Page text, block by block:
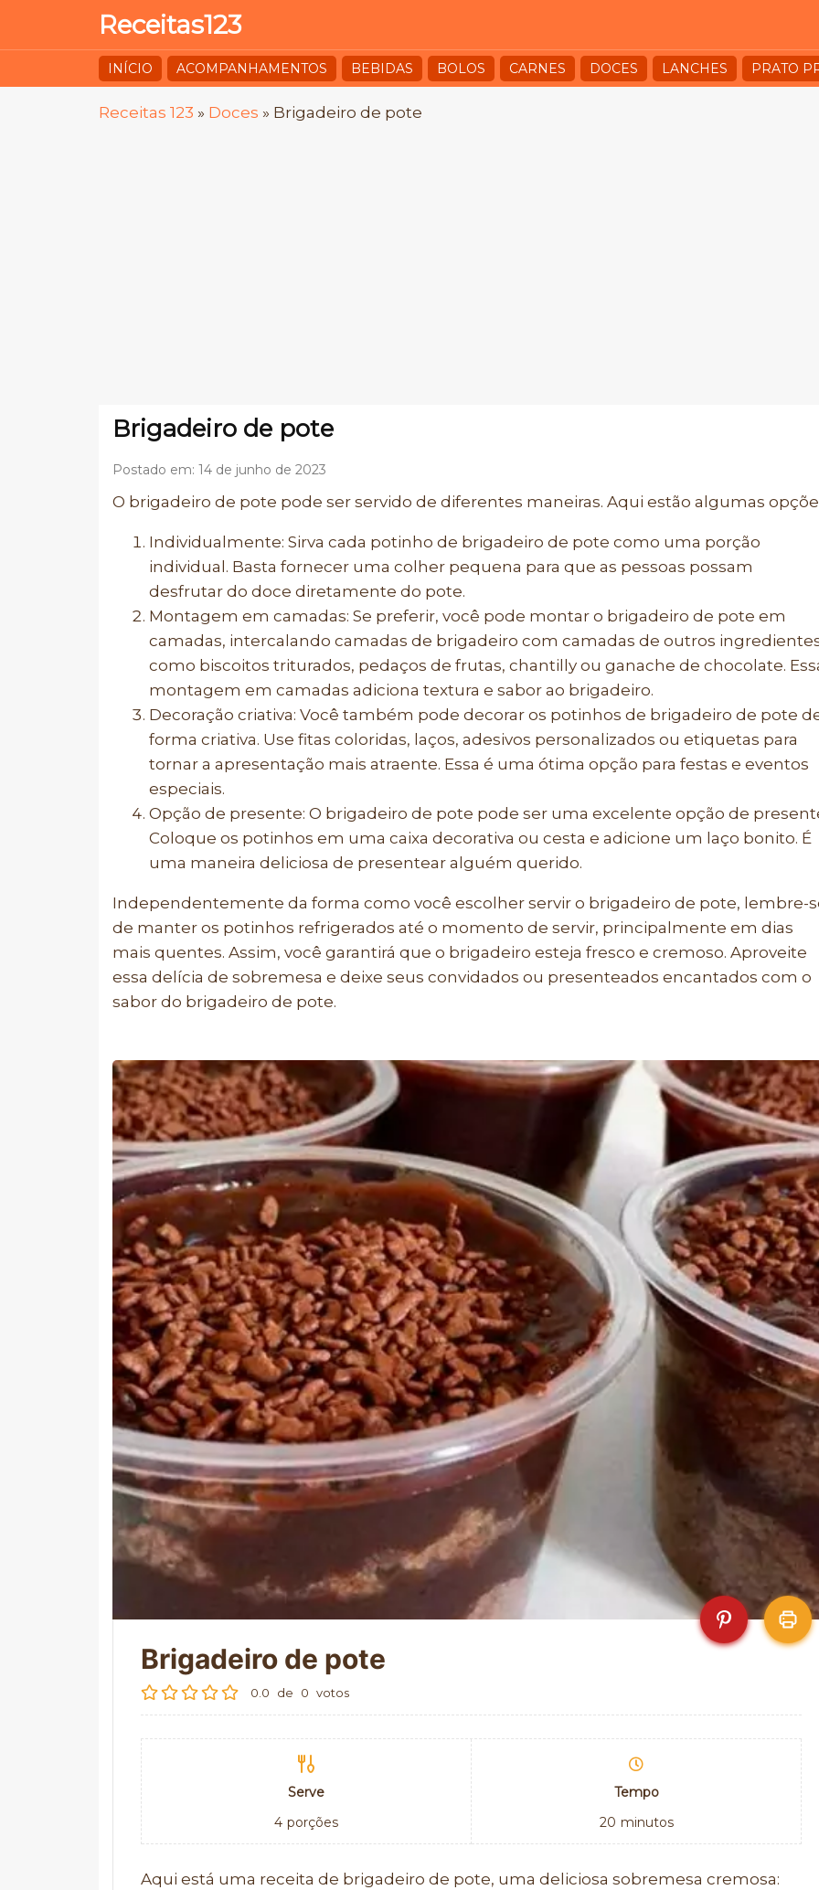
Receitas123
INÍCIO ACOMPANHAMENTOS BEBIDAS BOLOS CARNES DOCES LANCHES PRATO
Receitas 123 » Doces » Brigadeiro de pote
Brigadeiro de pote
Postado em: 14 de junho de 2023
O brigadeiro de pote pode ser servido de diferentes maneiras. Aqui estão algumas
Individualmente: Sirva cada potinho de brigadeiro de pote como uma porção
individual. Basta fornecer uma colher pequena para que as pessoas possam
desfrutar do doce diretamente do pote.
Montagem em camadas: Se preferir, você pode montar o brigadeiro de pote em
camadas, intercalando camadas de brigadeiro com camadas de outros
como biscoitos triturados, pedaços de frutas, chantilly ou ganache de chocolate.
montagem em camadas adiciona textura e sabor ao brigadeiro.
Decoração criativa: Você também pode decorar os potinhos de brigadeiro de pote
forma criativa. Use fitas coloridas, laços, adesivos personalizados ou etiquetas para
tornar a apresentação mais atraente. Essa é uma ótima opção para festas e eventos
especiais.
Opção de presente: O brigadeiro de pote pode ser uma excelente opção de
Coloque os potinhos em uma caixa decorativa ou cesta e adicione um laço bonito. É
uma maneira deliciosa de presentear alguém querido.
Independentemente da forma como você escolher servir o brigadeiro de pote, lembre-
de manter os potinhos refrigerados até o momento de servir, principalmente em dias
mais quentes. Assim, você garantirá que o brigadeiro esteja fresco e cremoso. Aproveite
essa delícia de sobremesa e deixe seus convidados ou presenteados encantados com o
sabor do brigadeiro de pote.
Brigadeiro de pote
0.0 de 0 votos
Serve
4 porções
Tempo
20 minutos
Aqui está uma receita de brigadeiro de pote, uma deliciosa sobremesa cremosa: